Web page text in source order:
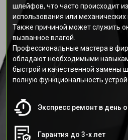
шлейфов, что часто происходит
использования или
Также причиной может служить
вызванное влагой.
Профессиональные мастера в
обладают необходимыми
быстрой и качественной замены
полную функциональность
Экспресс ремонт в день
Гарантия до 3-х лет